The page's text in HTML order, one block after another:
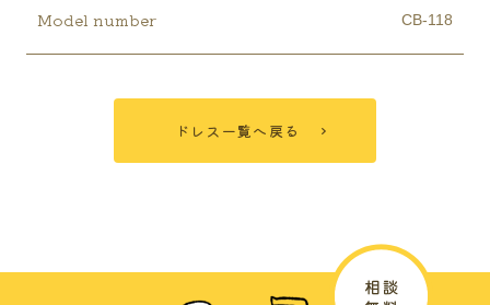
Model number CB-118
ドレス一覧へ戻る